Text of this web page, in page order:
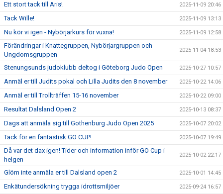
Ett stort tack till Aris! 2025-11-09 20:46
Tack Wille! 2025-11-09 13:13
Nu kör vi igen - Nybörjarkurs för vuxna! 2025-11-09 12:58
Förändringar i Knattegruppen, Nybörjargruppen och
Ungdomsgruppen
2025-11-04 18:53
Stenungsunds judoklubb deltog i Göteborg Judo Open 2025-10-27 10:57
Anmäl er till Judits pokal och Lilla Judits den 8 november 2025-10-22 14:06
Anmäl er till Trollträffen 15-16 november 2025-10-22 09:00
Resultat Dalsland Open 2 2025-10-13 08:37
Dags att anmäla sig till Gothenburg Judo Open 2025 2025-10-07 20:02
Tack för en fantastisk GO CUP! 2025-10-07 19:49
Då var det dax igen! Tider och information inför GO Cup i
helgen
2025-10-02 22:17
Glöm inte anmäla er till Dalsland open 2 2025-10-01 14:45
Enkätundersökning trygga idrottsmiljöer 2025-09-24 16:57